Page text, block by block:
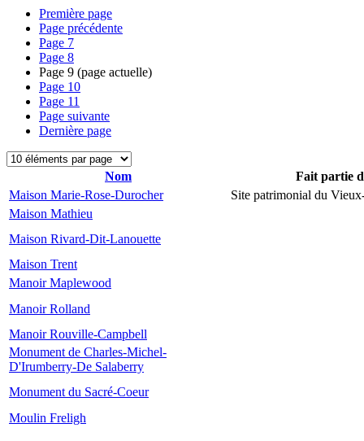
Première page
Page précédente
Page 7
Page 8
Page 9 (page actuelle)
Page 10
Page 11
Page suivante
Dernière page
Nom
Fait partie
Maison Marie-Rose-Durocher
Site patrimonial du
Maison Mathieu
Maison Rivard-Dit-Lanouette
Maison Trent
Manoir Maplewood
Manoir Rolland
Manoir Rouville-Campbell
Monument de Charles-Michel-
D'Irumberry-De Salaberry
Monument du Sacré-Coeur
Moulin Freligh